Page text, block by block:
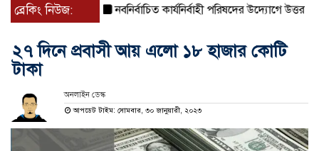
ব্রেকিং নিউজ: নবনির্বাচিত কার্যনির্বাহী পরিষদের উদ্যোগে উত্তরা ১৩
২৭ দিনে প্রবাসী আয় এলো ১৮ হাজার কোটি
টাকা
অনলাইন ডেস্ক
আপডেট টাইম: সোমবার, ৩০ জানুয়ারী, ২০২৩